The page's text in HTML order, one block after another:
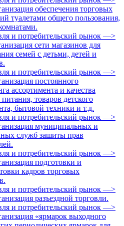
обеспечения торговых
туалетами общего пользования,
и потребительский рынок —>
сети магазинов для
семей с детьми, детей и
и потребительский рынок —>
постоянного
ассортимента и качества
товаров детского
бытовой техники и т.д.
и потребительский рынок —>
муниципальных и
служб зашиты прав
и потребительский рынок —>
подготовки и
кадров торговых
и потребительский рынок —>
разъездной торговли.
и потребительский рынок —>
«ярмарок выходного